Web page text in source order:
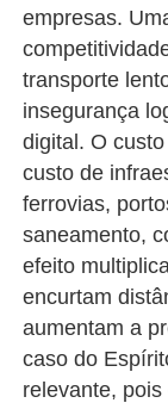
empresas.
transporte
insegurança
digital. O
custo de
ferrovias,
saneamento,
efeito
encurtam
aumentam a
caso do
relevante,